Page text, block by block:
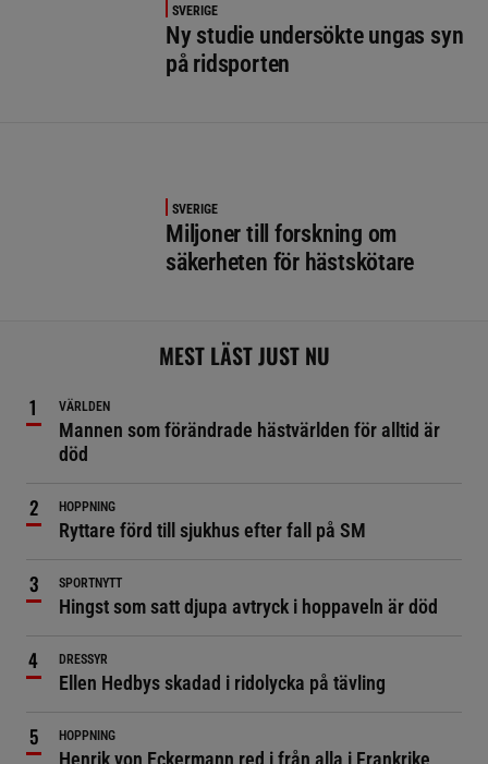
SVERIGE
Ny studie undersökte ungas syn
på ridsporten
SVERIGE
Miljoner till forskning om
säkerheten för hästskötare
MEST LÄST JUST NU
VÄRLDEN
Mannen som förändrade hästvärlden för alltid är
död
HOPPNING
Ryttare förd till sjukhus efter fall på SM
SPORTNYTT
Hingst som satt djupa avtryck i hoppaveln är död
DRESSYR
Ellen Hedbys skadad i ridolycka på tävling
HOPPNING
Henrik von Eckermann red i från alla i Frankrike